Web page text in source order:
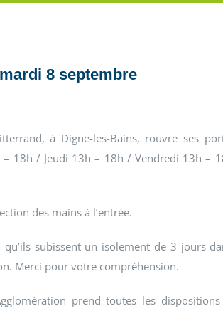
8 septembre
à Digne-les-Bains, rouvre ses
18h / Jeudi 13h – 18h / Vendredi 13h –
des mains à l’entrée.
subissent un isolement de 3 jours
Merci pour votre compréhension.
prend toutes les